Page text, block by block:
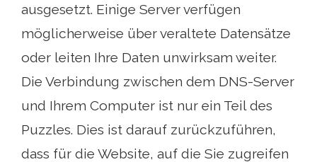
ausgesetzt. Einige Server verfügen
möglicherweise über veraltete Datensätze
oder leiten Ihre Daten unwirksam weiter.
Die Verbindung zwischen dem DNS-Server
und Ihrem Computer ist nur ein Teil des
Puzzles. Dies ist darauf zurückzuführen,
dass für die Website, auf die Sie zugreifen